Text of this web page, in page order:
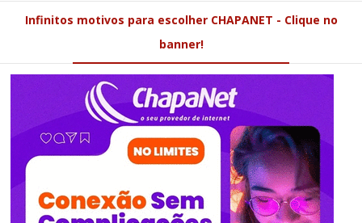
Infinitos motivos para escolher CHAPANET - Clique no
banner!